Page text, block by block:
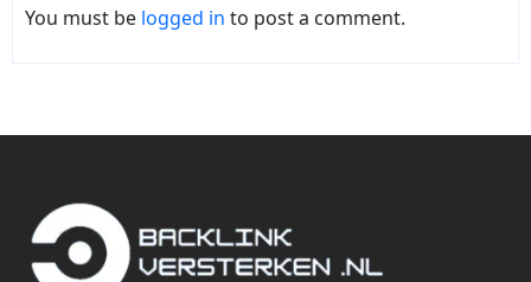
You must be logged in to post a comment.